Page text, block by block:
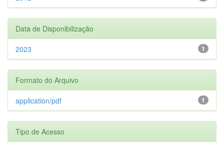
Data de Disponibilização
1
2023
Formato do Arquivo
1
application/pdf
Tipo de Acesso